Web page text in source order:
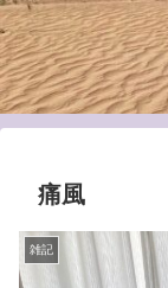
痛風
雑記